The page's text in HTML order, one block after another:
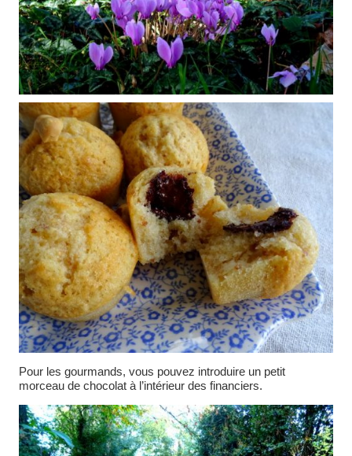
Pour les gourmands, vous pouvez introduire un petit
morceau de chocolat à l’intérieur des financiers.